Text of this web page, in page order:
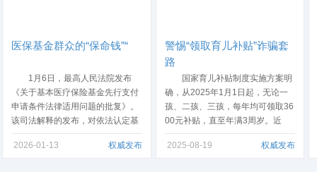
医保基金群众的“保命钱”“
1月6日，最高人民法院发布
《关于基本医疗保险基金先行支付
申请条件法律适用问题的批复》。
该司法解释的发布，对依法认定基
件，统一法律适用标准，及时高效
2026-01-13 权威发布
警惕“领取育儿补贴”诈骗套
路
国家育儿补贴制度实施方案明
确，从2025年1月1日起，无论一
孩、二孩、三孩，每年均可领取36
00元补贴，直至年满3周岁。近
布消息，提醒公众，有些“育儿补
2025-08-19 权威发布